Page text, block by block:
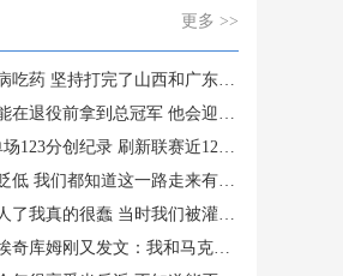
更多 >>
坚持打完了山西和广东的两连客
役前拿到总冠军 他会迎接挑战！
创纪录 刷新联赛近12年单场新高
们都知道这一路走来有多不容易
的很蠢 当时我们被灌输唯金牌论
刚又发文：我和马克西可能会参加